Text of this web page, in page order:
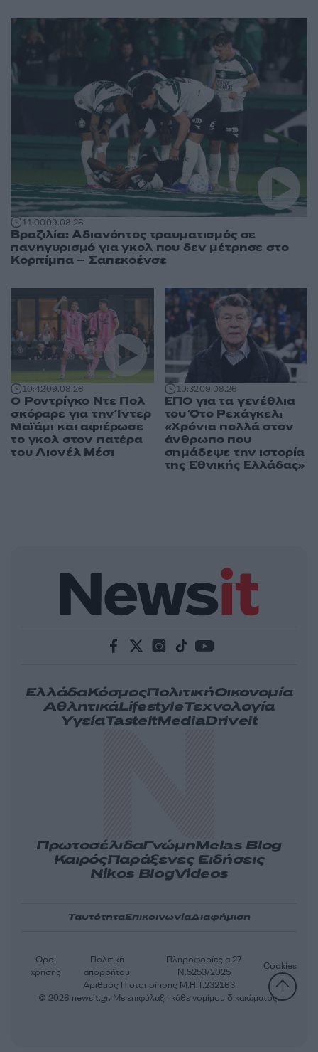
11:0009.08.26
Βραζιλία: Αδιανόητος τραυματισμός σε
πανηγυρισμό για γκολ που δεν μέτρησε στο
Κοριτίμπα – Σαπεκοένσε
10:4209.08.26
Ο Ροντρίγκο Ντε Πολ
σκόραρε για την Ίντερ
Μαϊάμι και αφιέρωσε
το γκολ στον πατέρα
του Λιονέλ Μέσι
10:3209.08.26
ΕΠΟ για τα γενέθλια
του Ότο Ρεχάγκελ:
«Χρόνια πολλά στον
άνθρωπο που
σημάδεψε την ιστορία
της Εθνικής Ελλάδας»
ΕλλάδαΚόσμοςΠολιτικήΟικονομία
ΑθλητικάLifestyleΤεχνολογία
ΥγείαTasteitMediaDriveit
ΠρωτοσέλιδαΓνώμηMelas Blog
ΚαιρόςΠαράξενες Ειδήσεις
Nikos BlogVideos
ΤαυτότηταΕπικοινωνίαΔιαφήμιση
Αριθμός Πιστοποίησης Μ.Η.Τ.232163
Όροι
χρήσης
Πολιτική
απορρήτου
Πληροφορίες α.27
Ν.5253/2025
Cookies
© 2026 newsit.gr. Με επιφύλαξη κάθε νομίμου δικαιώματος.